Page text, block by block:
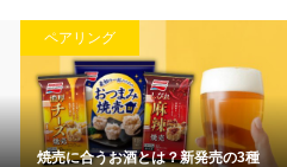
ペアリング
焼売に合うお酒とは？新発売の3種